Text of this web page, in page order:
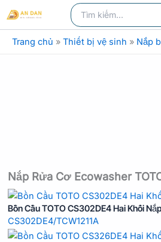
tới
Tìm
kiếm:
Tìm
kiếm
Trang chủ » Thiết bị vệ sinh » Nắp
Nắp Rửa Cơ Ecowasher
Bồn Cầu TOTO CS302DE4 Hai Khối
CS302DE4/TCW1211A